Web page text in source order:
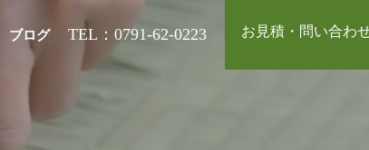
ブログ TEL：0791-62-0223 お見積・問い合わ